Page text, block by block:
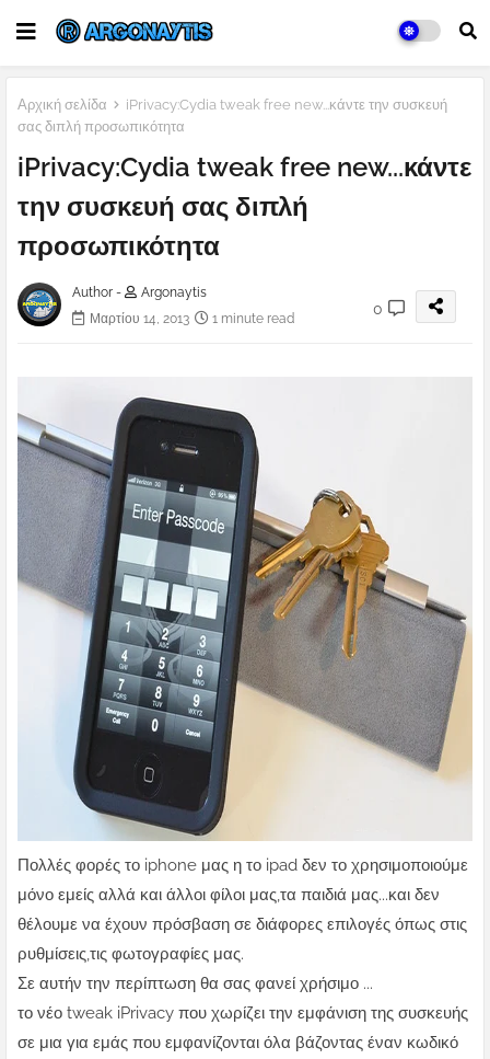
Αρχική σελίδα
iPrivacy:Cydia tweak free new...κάντε την συσκευή
σας διπλή προσωπικότητα
iPrivacy:Cydia tweak free new...κάντε
την συσκευή σας διπλή
προσωπικότητα
Author -
Argonaytis
Μαρτίου 14, 2013
1 minute read
0
Πολλές φορές το iphone μας η το ipad δεν το χρησιμοποιούμε
μόνο εμείς αλλά και άλλοι φίλοι μας,τα παιδιά μας...και δεν
θέλουμε να έχουν πρόσβαση σε διάφορες επιλογές όπως στις
ρυθμίσεις,τις φωτογραφίες μας.
Σε αυτήν την περίπτωση θα σας φανεί χρήσιμο ...
το νέο tweak iPrivacy που χωρίζει την εμφάνιση της συσκευής
σε μια για εμάς που εμφανίζονται όλα βάζοντας έναν κωδικό